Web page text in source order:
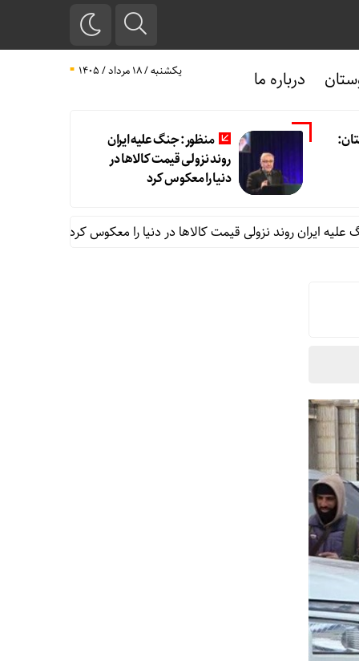
درباره ما یکشنبه / ۱۸ مرداد / ۱۴۰۵
منظور: جنگ علیه ایران
روند نزولی قیمت کالاها در
دنیا را معکوس کرد
روند نزولی قیمت کالاها در دنیا را معکوس کرد اجرای قانون